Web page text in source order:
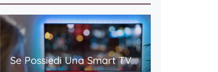
Se Possiedi Una Smart TV